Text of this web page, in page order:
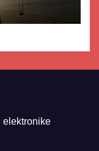
elektronike